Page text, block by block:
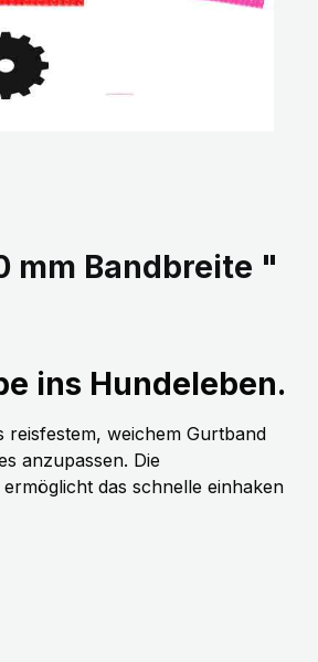
mm Bandbreite "
ins Hundeleben.
weichem Gurtband
anzupassen. Die
das schnelle einhaken